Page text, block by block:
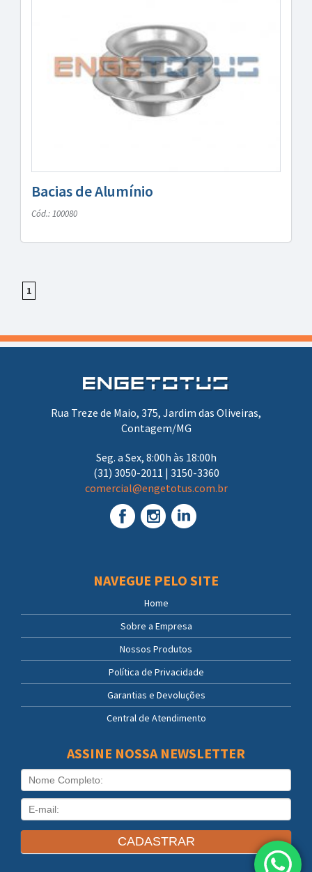
Bacias de Alumínio
Cód.: 100080
1
Rua Treze de Maio, 375, Jardim das Oliveiras,
Contagem/MG
Seg. a Sex, 8:00h às 18:00h
(31) 3050-2011 | 3150-3360
comercial@engetotus.com.br
NAVEGUE PELO SITE
Home
Sobre a Empresa
Nossos Produtos
Política de Privacidade
Garantias e Devoluções
Central de Atendimento
ASSINE NOSSA NEWSLETTER